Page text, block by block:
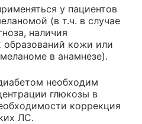
у пациентов
(в т.ч. в случае
наличия
образований кожи или
в анамнезе).
необходим
глюкозы в
коррекция
ЛС.